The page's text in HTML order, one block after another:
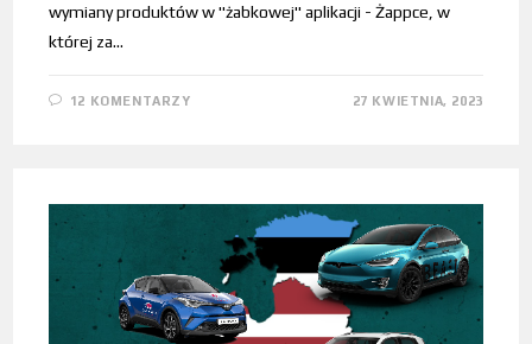
wymiany produktów w "żabkowej" aplikacji - Żappce, w
której za…
12 KOMENTARZY 27 KWIETNIA, 2023